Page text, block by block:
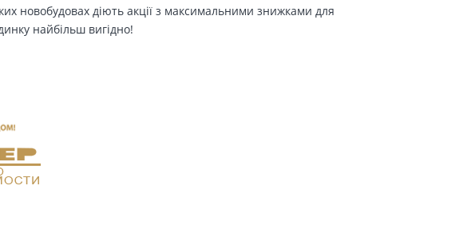
новобудовах діють акції з максимальними знижками для
найбільш вигідно!